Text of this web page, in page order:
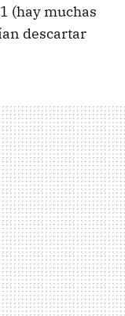
(hay muchas
descartar